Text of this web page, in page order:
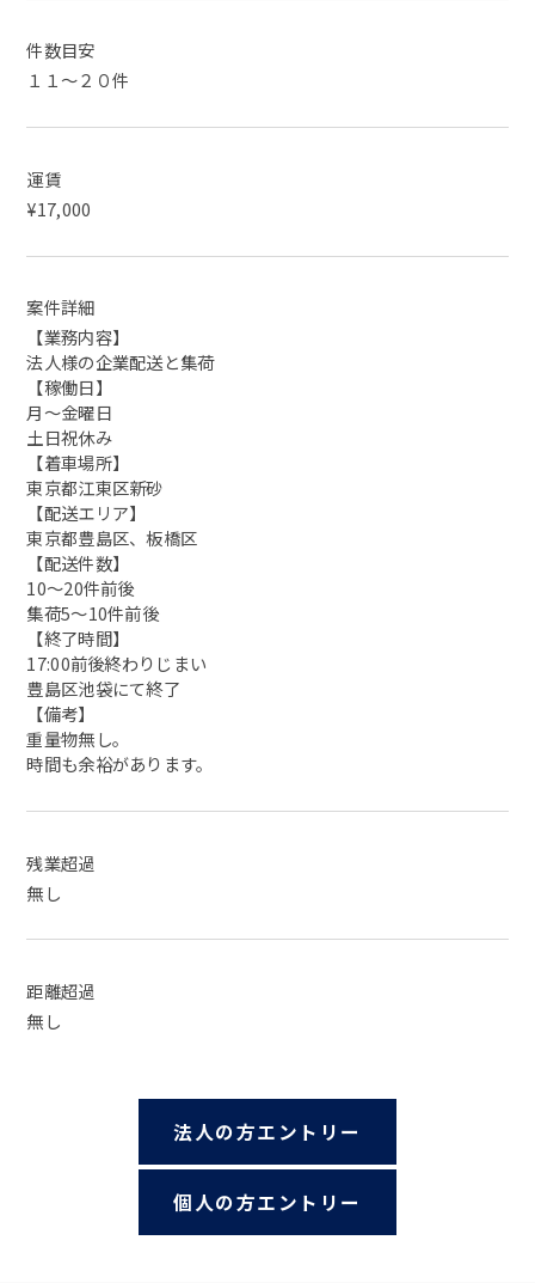
件数目安
１１～２０件
運賃
¥17,000
案件詳細
【業務内容】
法人様の企業配送と集荷
【稼働日】
月～金曜日
土日祝休み
【着車場所】
東京都江東区新砂
【配送エリア】
東京都豊島区、板橋区
【配送件数】
10〜20件前後
集荷5〜10件前後
【終了時間】
17:00前後終わりじまい
豊島区池袋にて終了
【備考】
重量物無し。
時間も余裕があります。
残業超過
無し
距離超過
無し
法人の方エントリー
個人の方エントリー